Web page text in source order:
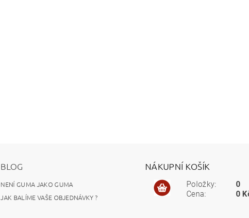
BLOG
NENÍ GUMA JAKO GUMA
JAK BALÍME VAŠE OBJEDNÁVKY ?
NÁKUPNÍ KOŠÍK
Položky:
Cena:
0
0